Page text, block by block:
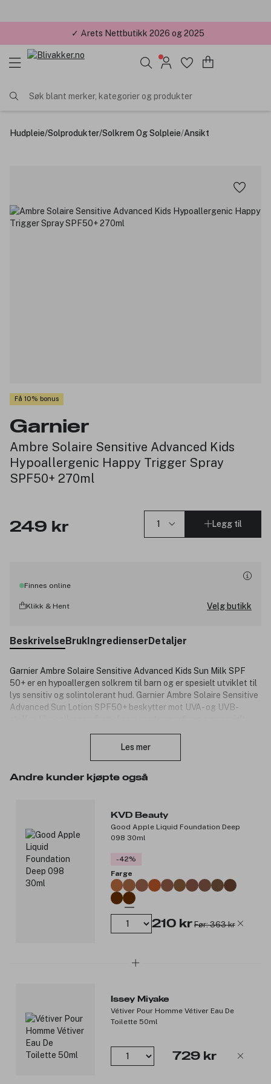
✓ Årets Nettbutikk 2026 og 2025
Søk blant merker, kategorier og produkter
Hudpleie/Solprodukter/Solkrem Og Solpleie/Ansikt
Få 10% bonus
Garnier
Ambre Solaire Sensitive Advanced Kids
Hypoallergenic Happy Trigger Spray
SPF50+ 270ml
249 kr Legg til
Finnes online
Klikk & Hent Velg butikk
BeskrivelseBrukIngredienserDetaljer
Garnier Ambre Solaire Sensitive Advanced Kids Sun Milk SPF
50+ er en hypoallergen solkrem til barn og er spesielt utviklet til
lys sensitiv og solintolerant hud. Garnier Ambre Solaire Sensitive
Advanced Sun Lotion SPF50+ beskytter mot UVA- og UVB-
Meget høy solbeskyttelse med SPF50+ til barn med
Garnier Sensitive Advanced er utviklet til sensitiv hud.
Vannresistent kremet formel - føles verken fet eller
klissete.
Hypoallergen og uten parfyme.
Testet under dermatologisk kontroll
3259266
Les mer
Andre kunder kjøpte også
KVD Beauty
Good Apple Liquid Foundation Deep
098 30ml
-42%
Farge
210 kr Før: 363 kr
Issey Miyake
Vétiver Pour Homme Vétiver Eau De
Toilette 50ml
729 kr